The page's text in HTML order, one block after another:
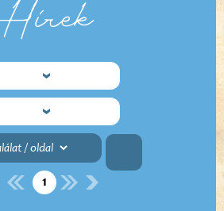
Hírek
1